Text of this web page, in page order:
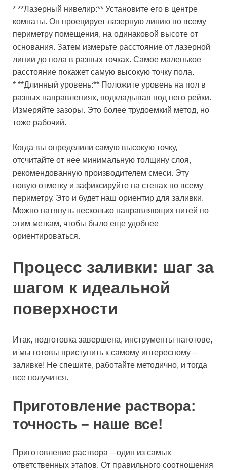
* **Лазерный нивелир:** Установите его в центре
комнаты. Он проецирует лазерную линию по всему
периметру помещения, на одинаковой высоте от
основания. Затем измерьте расстояние от лазерной
линии до пола в разных точках. Самое маленькое
расстояние покажет самую высокую точку пола.
* **Длинный уровень:** Положите уровень на пол в
разных направлениях, подкладывая под него рейки.
Измеряйте зазоры. Это более трудоемкий метод, но
тоже рабочий.
Когда вы определили самую высокую точку,
отсчитайте от нее минимальную толщину слоя,
рекомендованную производителем смеси. Эту
новую отметку и зафиксируйте на стенах по всему
периметру. Это и будет наш ориентир для заливки.
Можно натянуть несколько направляющих нитей по
этим меткам, чтобы было еще удобнее
ориентироваться.
Процесс заливки: шаг за
шагом к идеальной
поверхности
Итак, подготовка завершена, инструменты наготове,
и мы готовы приступить к самому интересному –
заливке! Не спешите, работайте методично, и тогда
все получится.
Приготовление раствора:
точность – наше все!
Приготовление раствора – один из самых
ответственных этапов. От правильного соотношения